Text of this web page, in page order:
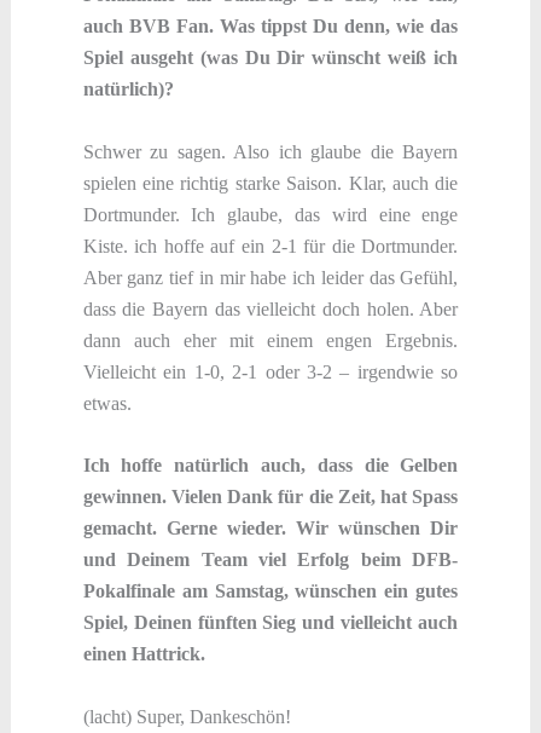
auch BVB Fan. Was tippst Du denn, wie das
Spiel ausgeht (was Du Dir wünscht weiß ich
natürlich)?
Schwer zu sagen. Also ich glaube die Bayern
spielen eine richtig starke Saison. Klar, auch die
Dortmunder. Ich glaube, das wird eine enge
Kiste. ich hoffe auf ein 2-1 für die Dortmunder.
Aber ganz tief in mir habe ich leider das Gefühl,
dass die Bayern das vielleicht doch holen. Aber
dann auch eher mit einem engen Ergebnis.
Vielleicht ein 1-0, 2-1 oder 3-2 – irgendwie so
etwas.
Ich hoffe natürlich auch, dass die Gelben
gewinnen. Vielen Dank für die Zeit, hat Spass
gemacht. Gerne wieder. Wir wünschen Dir
und Deinem Team viel Erfolg beim DFB-
Pokalfinale am Samstag, wünschen ein gutes
Spiel, Deinen fünften Sieg und vielleicht auch
einen Hattrick.
(lacht) Super, Dankeschön!